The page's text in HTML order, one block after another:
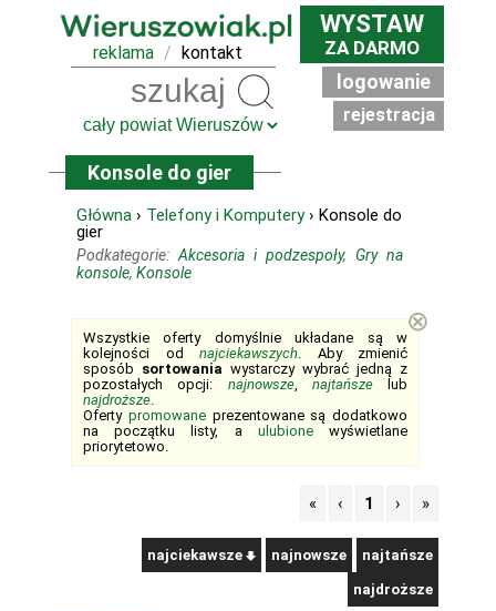
reklama / kontakt
WYSTAW
ZA DARMO
logowanie
rejestracja
Konsole do gier
Główna › Telefony i Komputery› Konsole do
gier
Podkategorie: Akcesoria i podzespoły, Gry na
konsole, Konsole
Wszystkie oferty domyślnie układane są w
kolejności od najciekawszych. Aby zmienić
sposób sortowania wystarczy wybrać jedną z
pozostałych opcji: najnowsze, najtańszelub
najdroższe.
Oferty promowaneprezentowane są dodatkowo
na początku listy, a ulubionewyświetlane
priorytetowo.
⊗
« ‹ 1 › »
najciekawsze najnowsze najtańsze
najdroższe